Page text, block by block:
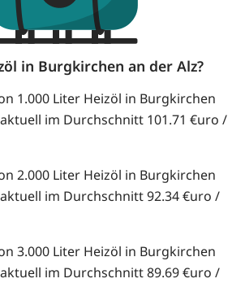
in Burgkirchen an der Alz?
1.000 Liter Heizöl in Burgkirchen
im Durchschnitt 101.71 €uro /
2.000 Liter Heizöl in Burgkirchen
im Durchschnitt 92.34 €uro /
3.000 Liter Heizöl in Burgkirchen
im Durchschnitt 89.69 €uro /